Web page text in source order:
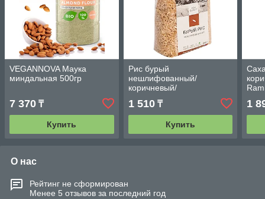
VEGANNOVA Маука
миндальная 500гр
7 370 ₸
Купить
Рис бурый
нешлифованный/
коричневый/
краснодарский
цельнозерновой 500 гр.
1 510₸
Купить
1
О нас
Рейтинг не сформирован
Менее 5 отзывов за последний год